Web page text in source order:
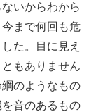
いからわから
まで何回も危
た。目に⾒え
もありません
のようなもの
⾳のあるもの